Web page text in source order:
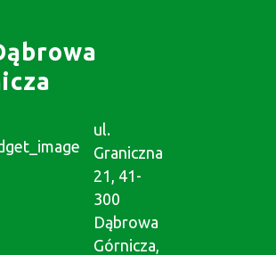
ul.
Graniczna
21, 41-
300
Dąbrowa
Górnicza,